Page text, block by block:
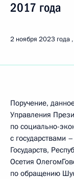
2017 года
2 ноября 2023 года
Поручение,
Управления
по социально-
с государствами
Государств,
Осетия
по обращению